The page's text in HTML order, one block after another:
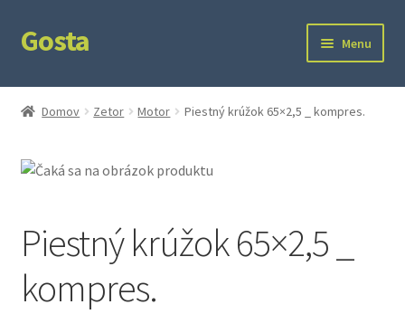
Preskočiť
na
Preskočiť
na
Gosta Menu
Domov
Domov Zetor Motor Piestný krúžok 65×2,5 _ kompres.
Piestný krúžok 65×2,5 _
kompres.